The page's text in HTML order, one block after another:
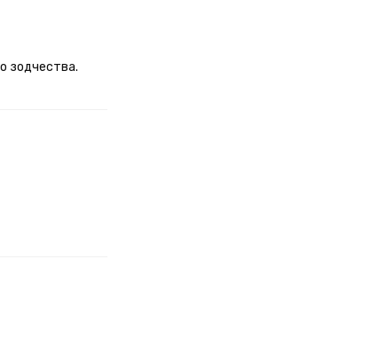
зодчества.